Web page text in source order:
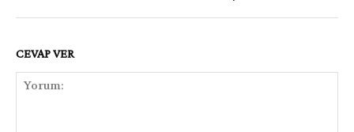
CEVAP VER